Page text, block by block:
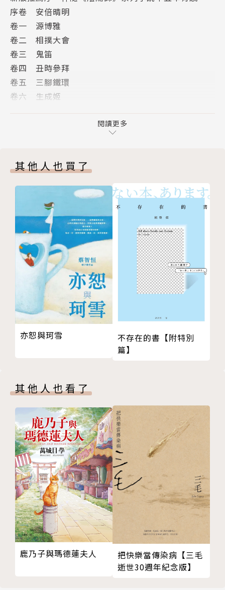
月光下，源博雅站在崛川橋畔吹笛，笛聲引來意外
的知音。歷經一場笛音與琵琶聲交疊奏鳴後，博雅驚喜
得見這位神祕佳人，豈料她竟一去不復返。十二年後的
月夜，難忘的笛音再度讓兩人重逢！儘管博雅的心依舊
悸動，女子的請求卻讓他遲疑了……
名力士對賽，爭取「最手」榮耀。兩人年紀、力氣相差
「女子啊，汝願已成。」貴船神官一句戲言，竟讓
內心棲息著鬼的德子姬露出詭笑，化為「生成」！她心
中糾結難解的愛恨傷痕，簡直讓博雅後悔不該請求晴明
出手搭救……
重要事件
★《陰陽師》系列在台灣問世十五週年，眾所期盼
下，《陰陽師》系列全新登場！
★陰陽師始祖！安倍晴明（少年陰陽師昌浩的祖
父）在眾所期待下，奇幻重現！
★帶你回到唯美奇幻的平安時代，跟隨安倍晴明遊
走陰陽魔界！
★考據嚴謹，細膩華麗，再現最風雅的日本平安
本書特色
＊夢枕獏【陰陽師】系列作品，在日本長銷1/3世
紀、銷破6,000,000冊，堪稱出版史上的不思議紀錄！
＊本書根據日本古典藝術謠曲〈鐵輪〉內容與「陰
陽師」短篇作品〈三腳鐵環〉重新改編而成，不僅更細
膩呈現女人心中愛恨糾葛的轉折，源博雅這位要角也有
了更深刻的闡釋。
＊夢枕獏：「這回特別受到博雅的助力。若這人物
不存在的話，晴明和小說《陰陽師》大概也會成為完全
序卷 安倍晴明
卷一 源博雅
卷二 相撲大會
卷三 鬼笛
卷四 丑時參拜
卷五 三腳鐵環
卷六 生成姬
閱讀更多
其他人也買了
亦恕與珂雪
不存在的書【附特別
篇】
其他人也看了
鹿乃子與瑪德蓮夫人
把快樂當傳染病【三毛
逝世30週年紀念版】